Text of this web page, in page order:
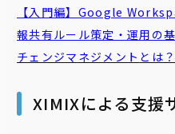
【入門編】Google
報共有ルール策定・運用の
チェンジマネジメント とは
XIMIXによる支援